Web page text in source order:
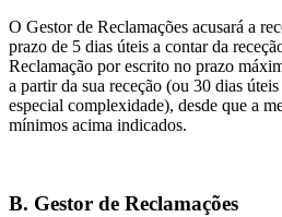
O Gestor de Reclamações acusará a
prazo de 5 dias úteis a contar da
Reclamação por escrito no prazo
a partir da sua receção (ou 30 dias
especial complexidade), desde que a
mínimos acima indicados.
B. Gestor de Reclamações